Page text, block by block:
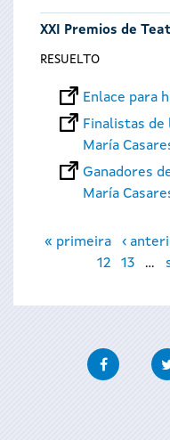
XXI Premios de
RESUELTO
Enlace para
Finalistas de
María
Ganadores
María
Páginas
« primeira ‹
12
13 …